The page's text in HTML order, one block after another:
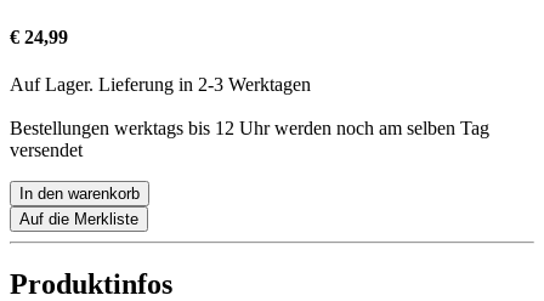
€ 24,99
Auf Lager. Lieferung in 2-3 Werktagen
Bestellungen werktags bis 12 Uhr werden noch am selben Tag
versendet
In den warenkorb
Auf die Merkliste
Produktinfos